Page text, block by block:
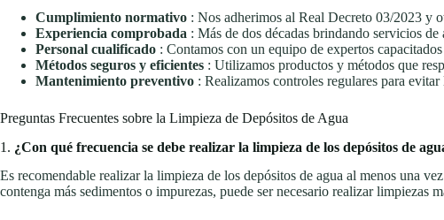
Cumplimiento normativo : Nos adherimos al Real Decreto 03/2023 y
Experiencia comprobada : Más de dos décadas brindando servicios
Personal cualificado : Contamos con un equipo de expertos
Métodos seguros y eficientes : Utilizamos productos y métodos que
Mantenimiento preventivo : Realizamos controles regulares para
Preguntas Frecuentes sobre la Limpieza de Depósitos de Agua
1. ¿Con qué frecuencia se debe realizar la limpieza de los depósitos de
Es recomendable realizar la limpieza de los depósitos de agua al menos una
contenga más sedimentos o impurezas, puede ser necesario realizar limpiezas